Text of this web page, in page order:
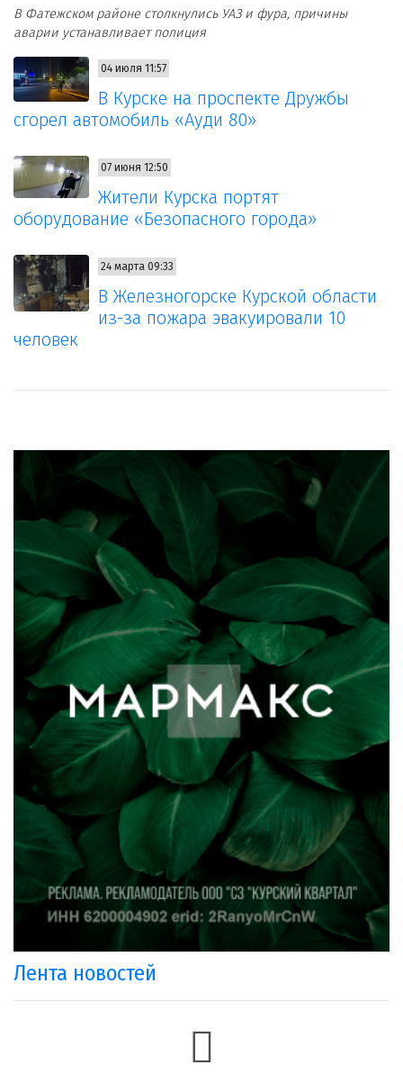
В Фатежском районе столкнулись УАЗ и фура, причины
аварии устанавливает полиция
04 июля 11:57
В Курске на проспекте Дружбы
сгорел автомобиль «Ауди 80»
07 июня 12:50
Жители Курска портят
оборудование «Безопасного города»
24 марта 09:33
В Железногорске Курской области
из-за пожара эвакуировали 10
человек
Лента новостей